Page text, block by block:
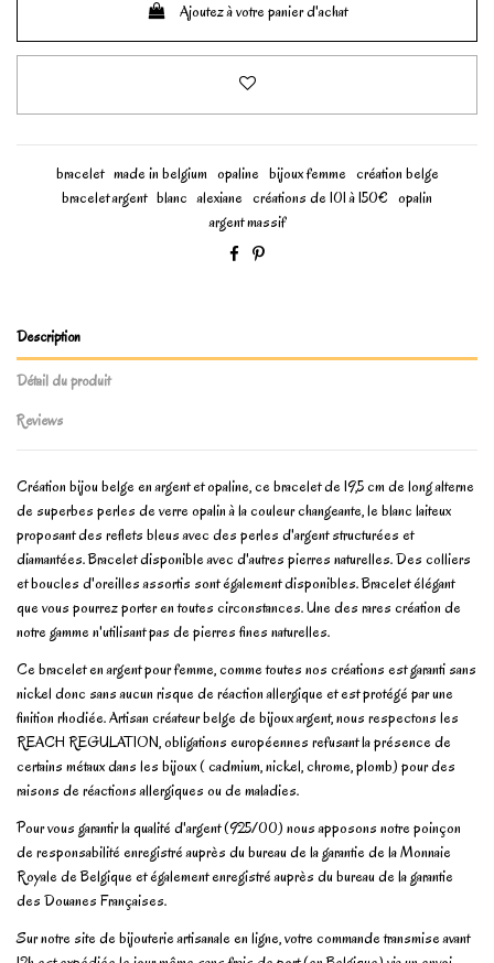
Ajoutez à votre panier d'achat
bracelet made in belgium opaline bijoux femme création belge
bracelet argent blanc alexiane créations de 101 à 150€ opalin
argent massif
Description
Détail du produit
Reviews
Création bijou belge en argent et opaline, ce bracelet de 19,5 cm de long alterne
de superbes perles de verre opalin à la couleur changeante, le blanc laiteux
proposant des reflets bleus avec des perles d'argent structurées et
diamantées. Bracelet disponible avec d'autres pierres naturelles. Des colliers
et boucles d'oreilles assortis sont également disponibles. Bracelet élégant
que vous pourrez porter en toutes circonstances. Une des rares création de
notre gamme n'utilisant pas de pierres fines naturelles.
Ce bracelet en argent pour femme, comme toutes nos créations est garanti sans
nickel donc sans aucun risque de réaction allergique et est protégé par une
finition rhodiée. Artisan créateur belge de bijoux argent, nous respectons les
REACH REGULATION, obligations européennes refusant la présence de
certains métaux dans les bijoux ( cadmium, nickel, chrome, plomb) pour des
raisons de réactions allergiques ou de maladies.
Pour vous garantir la qualité d'argent (925/00) nous apposons notre poinçon
de responsabilité enregistré auprès du bureau de la garantie de la Monnaie
Royale de Belgique et également enregistré auprès du bureau de la garantie
des Douanes Françaises.
Sur notre site de bijouterie artisanale en ligne, votre commande transmise avant